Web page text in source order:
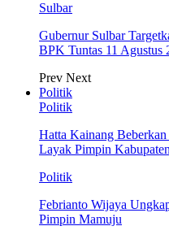
Sulbar
Gubernur Sulbar
BPK Tuntas 11 Agustus
Prev Next
Politik
Politik
Hatta Kainang
Layak Pimpin
Politik
Febrianto Wijaya
Pimpin Mamuju